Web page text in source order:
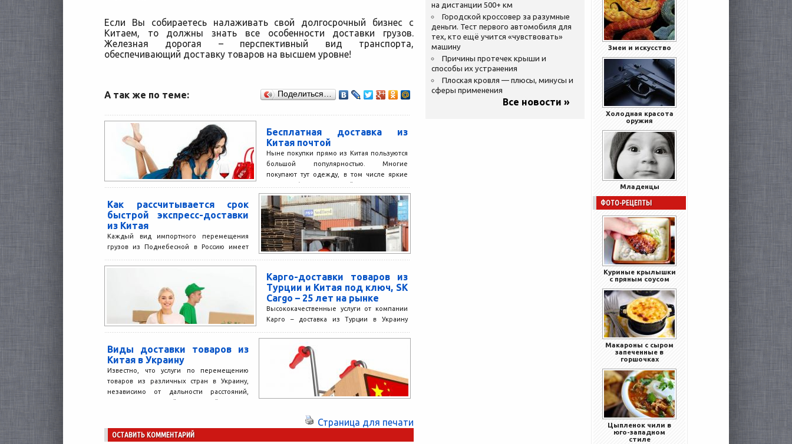
Если Вы собираетесь налаживать свой долгосрочный бизнес с
Китаем, то должны знать все особенности доставки грузов.
Железная дорогая – перспективный вид транспорта,
обеспечивающий доставку товаров на высшем уровне!
А так же по теме: Поделиться…
Бесплатная доставка из
Китая почтой
Ныне покупки прямо из Китая пользуются
большой популярностью. Многие
покупают тут одежду, в том числе яркие
кигуруми (как много детей...
Как рассчитывается срок
быстрой экспресс-доставки
из Китая
Каждый вид импортного перемещения
грузов из Поднебесной в Россию имеет
тем в ряде случаев юридическим...
Карго-доставки товаров из
Турции и Китая под ключ, SK
Cargo – 25 лет на рынке
Высококачественные услуги от компании
Карго – доставка из Турции в Украину
спросом со стороны владельцев интернет-
магазинов...
Виды доставки товаров из
Китая в Украину
Известно, что услуги по перемещению
товаров из различных стран в Украину,
независимо от дальности расстояний,
стали доступной услугой для
Страница для печати
ОСТАВИТЬ КОММЕНТАРИЙ
на дистанции 500+ км
Городской кроссовер за разумные
деньги. Тест первого автомобиля для
тех, кто ещё учится «чувствовать»
машину
Причины протечек крыши и
способы их устранения
Плоская кровля — плюсы, минусы и
сферы применения
Все новости »
Змеи и искусство
Холодная красота
оружия
Младенцы
ФОТО-РЕЦЕПТЫ
Куриные крылышки
с пряным соусом
Макароны с сыром
запеченные в
горшочках
Цыпленок чили в
юго-западном
стиле